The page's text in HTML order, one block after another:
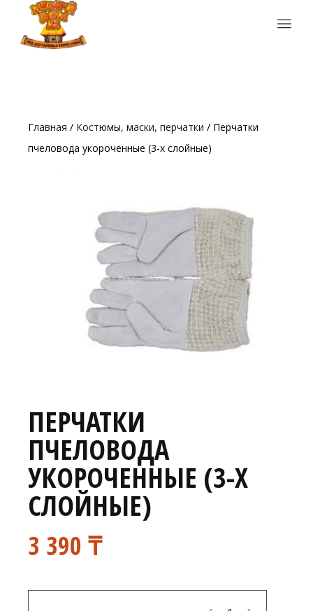
Главная / Костюмы, маски, перчатки / Перчатки
пчеловода укороченные (3-х слойные)
ПЕРЧАТКИ
ПЧЕЛОВОДА
УКОРОЧЕННЫЕ (3-Х
СЛОЙНЫЕ)
3 390₸